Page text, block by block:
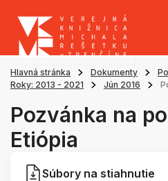
Hlavná stránka Dokumenty
Roky: 2013 - 2021
Jún 2016
Pozvánka na
Etiópia
Súbory na stiahnutie